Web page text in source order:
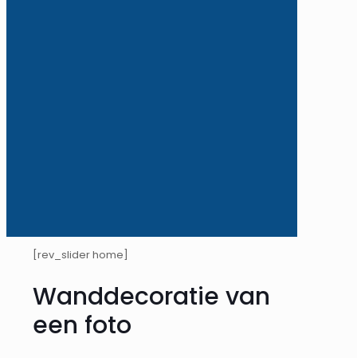
[rev_slider home]
Wanddecoratie van
een foto